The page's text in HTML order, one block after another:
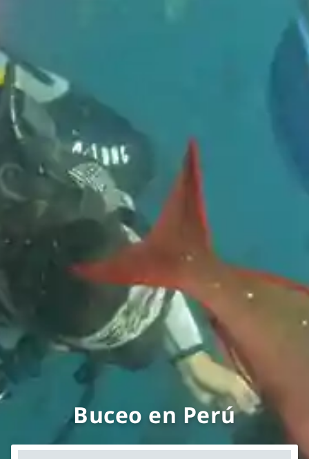
Buceo en Perú